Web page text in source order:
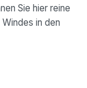
Sie hier reine
in den